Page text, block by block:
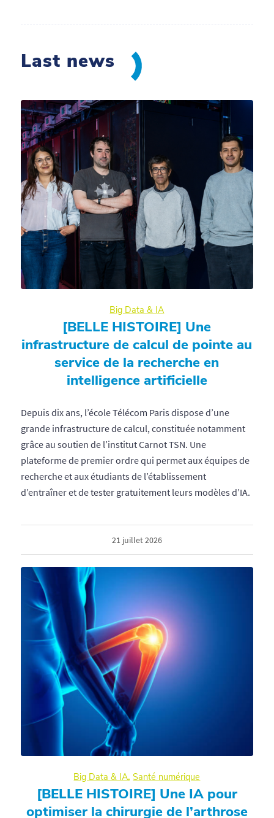
Last news
Big Data & IA
[BELLE HISTOIRE] Une
infrastructure de calcul de pointe au
service de la recherche en
intelligence artificielle
Depuis dix ans, l’école Télécom Paris dispose d’une
grande infrastructure de calcul, constituée notamment
grâce au soutien de l’institut Carnot TSN. Une
plateforme de premier ordre qui permet aux équipes de
recherche et aux étudiants de l’établissement
d’entraîner et de tester gratuitement leurs modèles d’IA.
21 juillet 2026
Big Data & IA,Santé numérique
[BELLE HISTOIRE] Une IA pour
optimiser la chirurgie de l’arthrose